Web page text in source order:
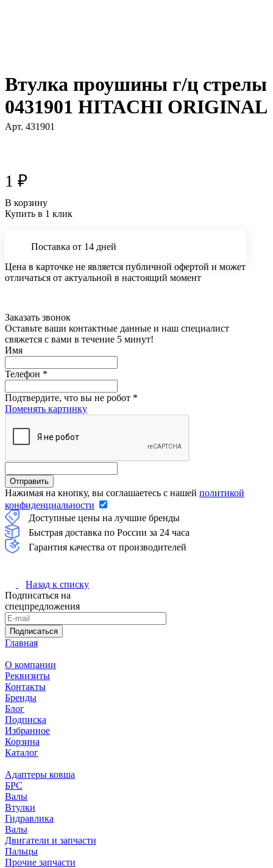
Втулка проушины г/ц стрелы
0431901 HITACHI ORIGINAL
Арт. 431901
1 ₽
В корзину
Купить в 1 клик
Поставка от 14 дней
Цена в карточке не является публичной офертой и может
отличаться от актуальной в настоящий момент
Заказать звонок
Оставьте ваши контактные данные и наш специалист
свяжется с вами в течение 5 минут!
Имя
Телефон *
Подтвердите, что вы не робот *
Поменять картинку
Нажимая на кнопку, вы соглашаетесь с нашей политикой
конфиденциальности
Доступные цены на лучшие бренды
Быстрая доставка по России за 24 часа
Гарантия качества от производителей
Назад к списку
Подписаться на
спецпредложения
Подписаться
Главная
О компании
Реквизиты
Контакты
Бренды
Блог
Подписка
Избранное
Корзина
Каталог
Адаптеры ковша
БРС
Валы
Втулки
Гидравлика
Валы
Двигатели и запчасти
Пальцы
Прочие запчасти